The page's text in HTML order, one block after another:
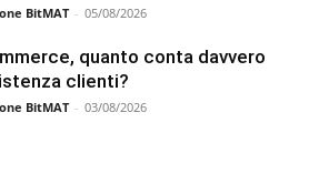
BitMAT - 05/08/2026
quanto conta davvero
clienti?
BitMAT - 03/08/2026